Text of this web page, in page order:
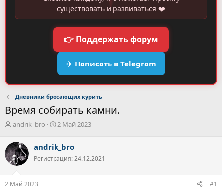
существовать и развиваться ❤️
👉 Поддержать форум
✈️ Написать в Telegram
Дневники бросающих курить
Время собирать камни.
А
т
о
р
т
е
м
andrik_bro
Д
а
н
ч
2 Май 2023
andrik_bro
Регистрация: 24.12.2021
2 Май 2023 #1